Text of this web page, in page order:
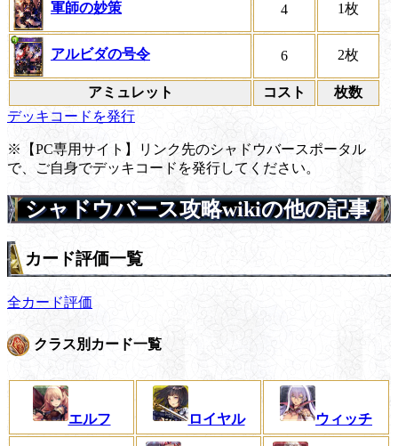
軍師の妙策 4 1枚
アルビダの号令 6 2枚
アミュレット コスト
枚数
デッキコードを発行
※【PC専用サイト】リンク先のシャドウバースポータル
で、ご自身でデッキコードを発行してください。
シャドウバース攻略wikiの他の記事
カード評価一覧
全カード評価
クラス別カード一覧
エルフ ロイヤル ウィッチ